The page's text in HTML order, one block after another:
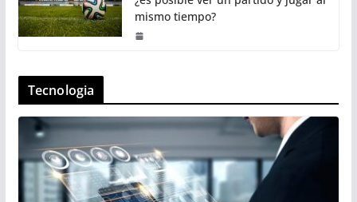
mismo tiempo?
Tecnologia